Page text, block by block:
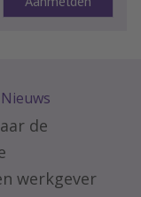
Nieuws
de
werkgever